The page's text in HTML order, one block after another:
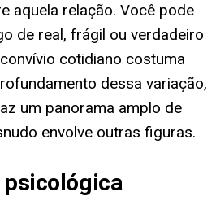
aquela relação. Você pode
de real, frágil ou verdadeiro
cotidiano costuma
dessa variação,
um panorama amplo de
envolve outras figuras.